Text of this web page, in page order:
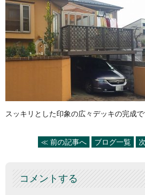
スッキリとした印象の広々デッキの完成で
≪ 前の記事へ ブログ一覧
コメントする